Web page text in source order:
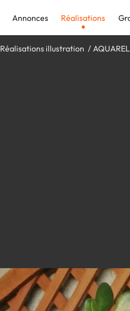
Annonces Réalisations
Réalisations illustration